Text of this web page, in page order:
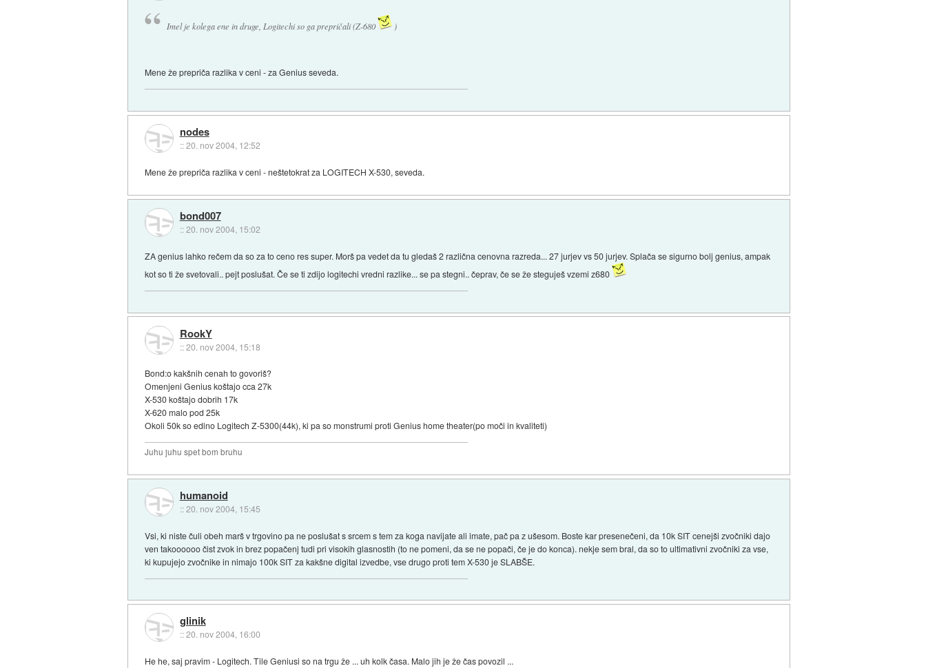
Imel je kolega ene in druge, Logitechi so ga prepričali (Z-680 )
Mene že prepriča razlika v ceni - za Genius seveda.
nodes
::20. nov 2004, 12:52
Mene že prepriča razlika v ceni - neštetokrat za LOGITECH X-530, seveda.
bond007
::20. nov 2004, 15:02
ZA genius lahko rečem da so za to ceno res super. Morš pa vedet da tu gledaš 2 različna cenovna razreda... 27 jurjev vs 50 jurjev. Splača se sigurno bolj genius, ampak
kot so ti že svetovali.. pejt poslušat. Če se ti zdijo logitechi vredni razlike... se pa stegni.. čeprav, če se že steguješ vzemi z680
RookY
::20. nov 2004, 15:18
Bond:o kakšnih cenah to govoriš?
Omenjeni Genius koštajo cca 27k
X-530 koštajo dobrih 17k
X-620 malo pod 25k
Okoli 50k so edino Logitech Z-5300(44k), ki pa so monstrumi proti Genius home theater(po moči in kvaliteti)
Juhu juhu spet bom bruhu
humanoid
::20. nov 2004, 15:45
Vsi, ki niste čuli obeh marš v trgovino pa ne poslušat s srcem s tem za koga navijate ali imate, pač pa z ušesom. Boste kar presenečeni, da 10k SIT cenejši zvočniki dajo
ven takoooooo čist zvok in brez popačenj tudi pri visokih glasnostih (to ne pomeni, da se ne popači, če je do konca). nekje sem bral, da so to ultimativni zvočniki za vse,
ki kupujejo zvočnike in nimajo 100k SIT za kakšne digital izvedbe, vse drugo proti tem X-530 je SLABŠE.
glinik
::20. nov 2004, 16:00
He he, saj pravim - Logitech. Tile Geniusi so na trgu že ... uh kolk časa. Malo jih je že čas povozil ...